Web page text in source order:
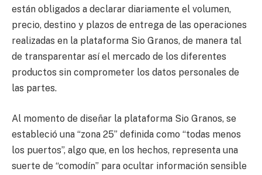
están obligados a declarar diariamente el volumen,
precio, destino y plazos de entrega de las operaciones
realizadas en la plataforma Sio Granos, de manera tal
de transparentar así el mercado de los diferentes
productos sin comprometer los datos personales de
las partes.
Al momento de diseñar la plataforma Sio Granos, se
estableció una “zona 25” definida como “todas menos
los puertos”, algo que, en los hechos, representa una
suerte de “comodín” para ocultar información sensible